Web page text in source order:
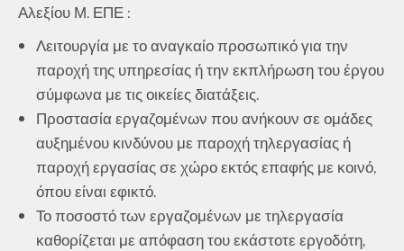
Αλεξίου Μ. ΕΠΕ :
Λειτουργία με το αναγκαίο προσωπικό για την
παροχή της υπηρεσίας ή την εκπλήρωση του έργου
σύμφωνα με τις οικείες διατάξεις.
Προστασία εργαζομένων που ανήκουν σε ομάδες
αυξημένου κινδύνου με παροχή τηλεργασίας ή
παροχή εργασίας σε χώρο εκτός επαφής με κοινό,
όπου είναι εφικτό.
Το ποσοστό των εργαζομένων με τηλεργασία
καθορίζεται με απόφαση του εκάστοτε εργοδότη,